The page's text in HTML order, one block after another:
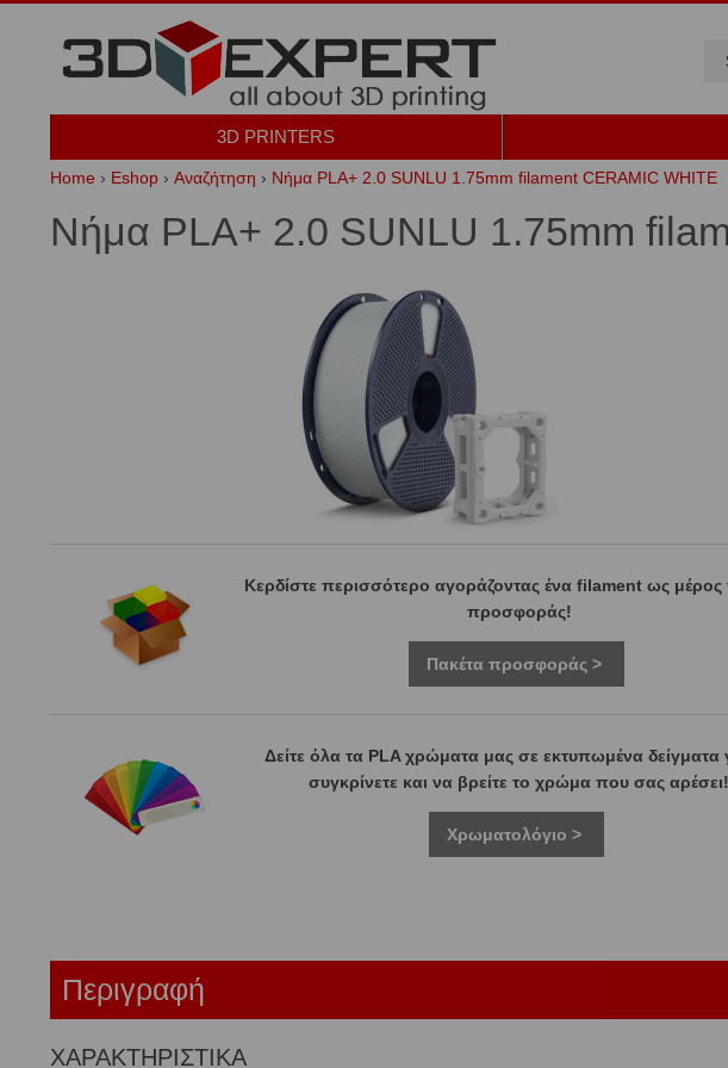
3D PRINTERS
Home › Eshop › Αναζήτηση › Νήμα PLA+ 2.0 SUNLU 1.75mm filament CERAMIC WHITE
Νήμα PLA+ 2.0 SUNLU 1.75mm
Κερδίστε περισσότερο αγοράζοντας ένα filament ως μέρος
προσφοράς!
Πακέτα προσφοράς >
Δείτε όλα τα PLA χρώματα μας σε εκτυπωμένα δείγματα
συγκρίνετε και να βρείτε το χρώμα που σας αρέσει!
Χρωματολόγιο >
Περιγραφή
ΧΑΡΑΚΤΗΡΙΣΤΙΚΑ